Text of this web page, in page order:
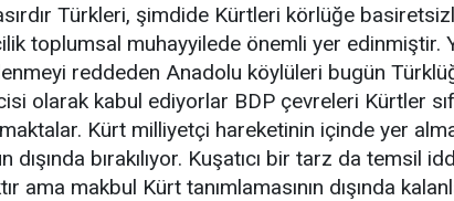
Türkleri, şimdide Kürtleri körlüğe
toplumsal muhayyilede önemli yer edinmiştir.
reddeden Anadolu köylüleri bugün
olarak kabul ediyorlar BDP çevreleri Kürtler
Kürt milliyetçi hareketinin içinde yer
bırakılıyor. Kuşatıcı bir tarz da temsil
ama makbul Kürt tanımlamasının dışında